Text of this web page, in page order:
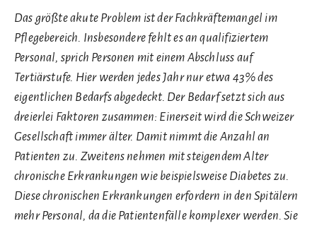
Das größte akute Problem ist der Fachkräftemangel im
Pflegebereich. Insbesondere fehlt es an qualifiziertem
Personal, sprich Personen mit einem Abschluss auf
Tertiärstufe. Hier werden jedes Jahr nur etwa 43% des
eigentlichen Bedarfs abgedeckt. Der Bedarf setzt sich aus
dreierlei Faktoren zusammen: Einerseit wird die Schweizer
Gesellschaft immer älter. Damit nimmt die Anzahl an
Patienten zu. Zweitens nehmen mit steigendem Alter
chronische Erkrankungen wie beispielsweise Diabetes zu.
Diese chronischen Erkrankungen erfordern in den Spitälern
mehr Personal, da die Patientenfälle komplexer werden. Sie